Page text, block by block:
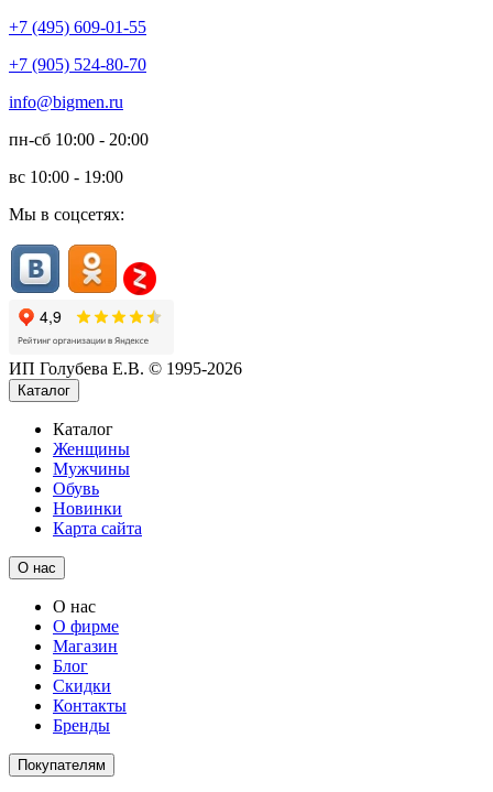
+7 (495) 609-01-55
+7 (905) 524-80-70
info@bigmen.ru
пн-сб 10:00 - 20:00
вс 10:00 - 19:00
Мы в соцсетях:
ИП Голубева Е.В. © 1995-2026
Каталог
Каталог
Женщины
Мужчины
Обувь
Новинки
Карта сайта
О нас
О нас
О фирме
Магазин
Блог
Скидки
Контакты
Бренды
Покупателям